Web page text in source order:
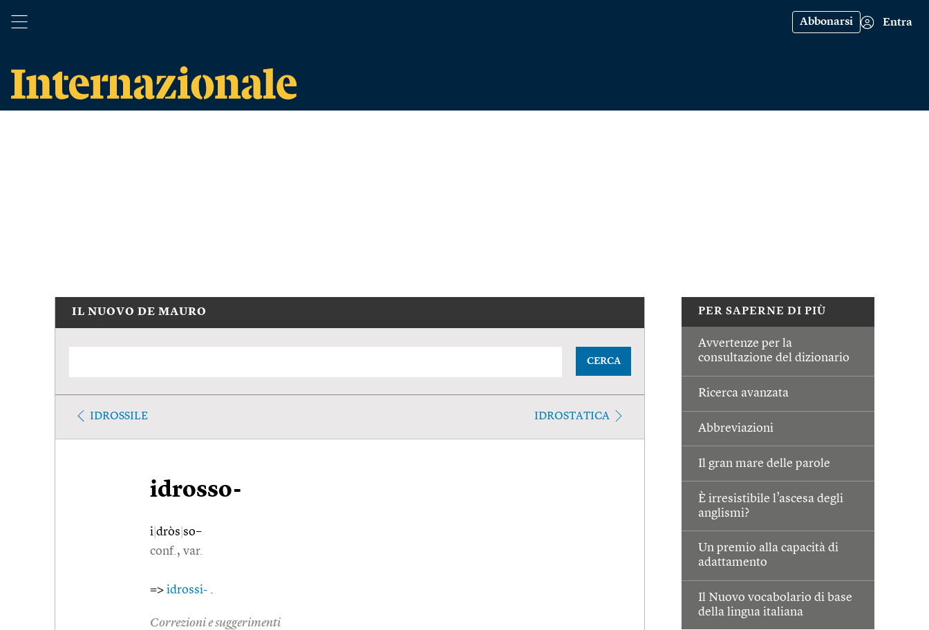
Abbonarsi Entra
PER SAPERNE DI PIÙ
Avvertenze per la
consultazione del dizionario
Ricerca avanzata
Abbreviazioni
Il gran mare delle parole
È irresistibile l’ascesa degli
anglismi?
Un premio alla capacità di
adattamento
Il Nuovo vocabolario di base
della lingua italiana
IL NUOVO DE MAURO
CERCA
IDROSSILE IDROSTATICA
idrosso-
i dròs so–
conf., var.
=> idrossi- .
Correzioni e suggerimenti